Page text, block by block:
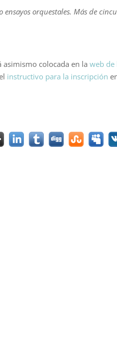
ensayos orquestales. Más de
asimismo colocada en laweb de
instructivo para la inscripción